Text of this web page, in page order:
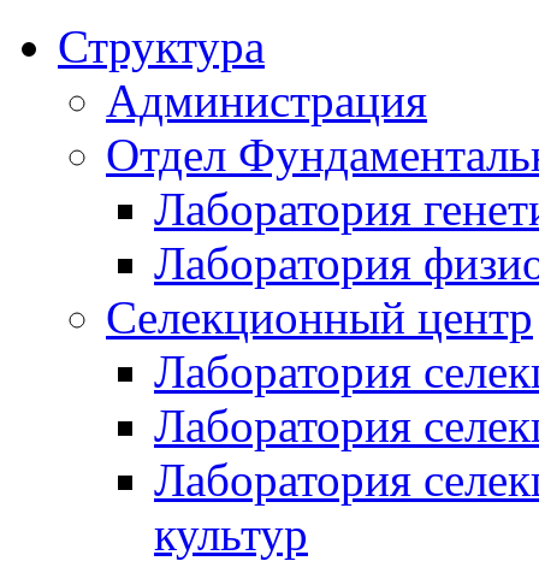
Структура
Администрация
Отдел
Лаборатория
Лаборатория
Селекционный центр
Лаборатория
Лаборатория
Лаборатория
культур